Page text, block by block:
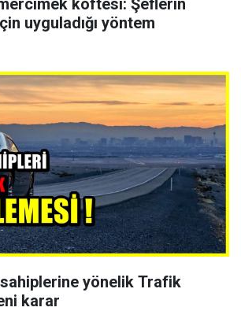
uyguladığı yöntem
yönelik Trafik
karar